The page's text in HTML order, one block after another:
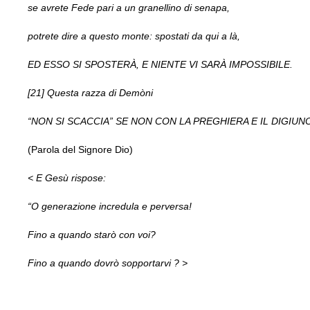
se avrete Fede pari a un granellino di senapa,
potrete dire a questo monte: spostati da qui a là,
ED ESSO SI SPOSTERÀ, E NIENTE VI SARÀ IMPOSSIBILE.
[21] Questa razza di Demòni
“NON SI SCACCIA” SE NON CON LA PREGHIERA E IL
(Parola del Signore Dio)
< E Gesù rispose:
“O generazione incredula e perversa!
Fino a quando starò con voi?
Fino a quando dovrò sopportarvi ? >